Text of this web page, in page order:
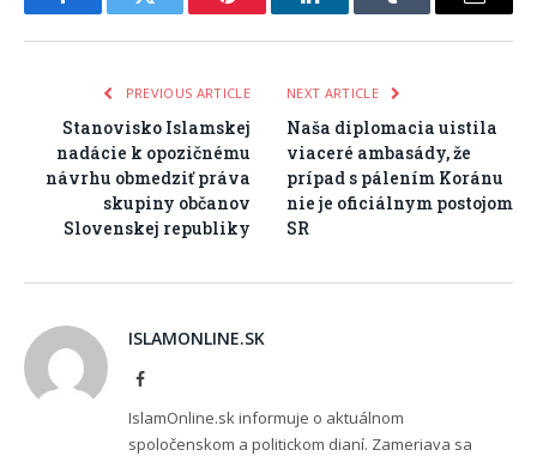
FacebookTwitter Pinterest LinkedInTumblr Email
PREVIOUS ARTICLE
Stanovisko Islamskej
nadácie k opozičnému
návrhu obmedziť práva
skupiny občanov
Slovenskej republiky
NEXT ARTICLE
Naša diplomacia uistila
viaceré ambasády, že
prípad s pálením Koránu
nie je oficiálnym postojom
SR
ISLAMONLINE.SK
Facebook
IslamOnline.sk informuje o aktuálnom
spoločenskom a politickom dianí. Zameriava sa